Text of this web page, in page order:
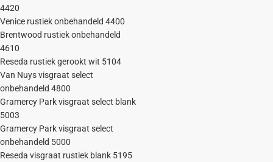
4420
Venice rustiek onbehandeld 4400
Brentwood rustiek onbehandeld
4610
Reseda rustiek gerookt wit 5104
Van Nuys visgraat select
onbehandeld 4800
Gramercy Park visgraat select blank
5003
Gramercy Park visgraat select
onbehandeld 5000
Reseda visgraat rustiek blank 5195